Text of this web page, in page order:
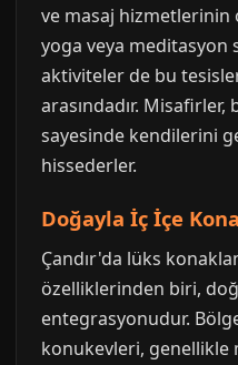
ve masaj
yoga veya meditasyon
aktiviteler de bu
arasındadır.
sayesinde kendilerini
hissederler.
Doğayla İç İçe
Çandır'da lüks
özelliklerinden biri,
entegrasyonudur.
konukevleri, genellikle